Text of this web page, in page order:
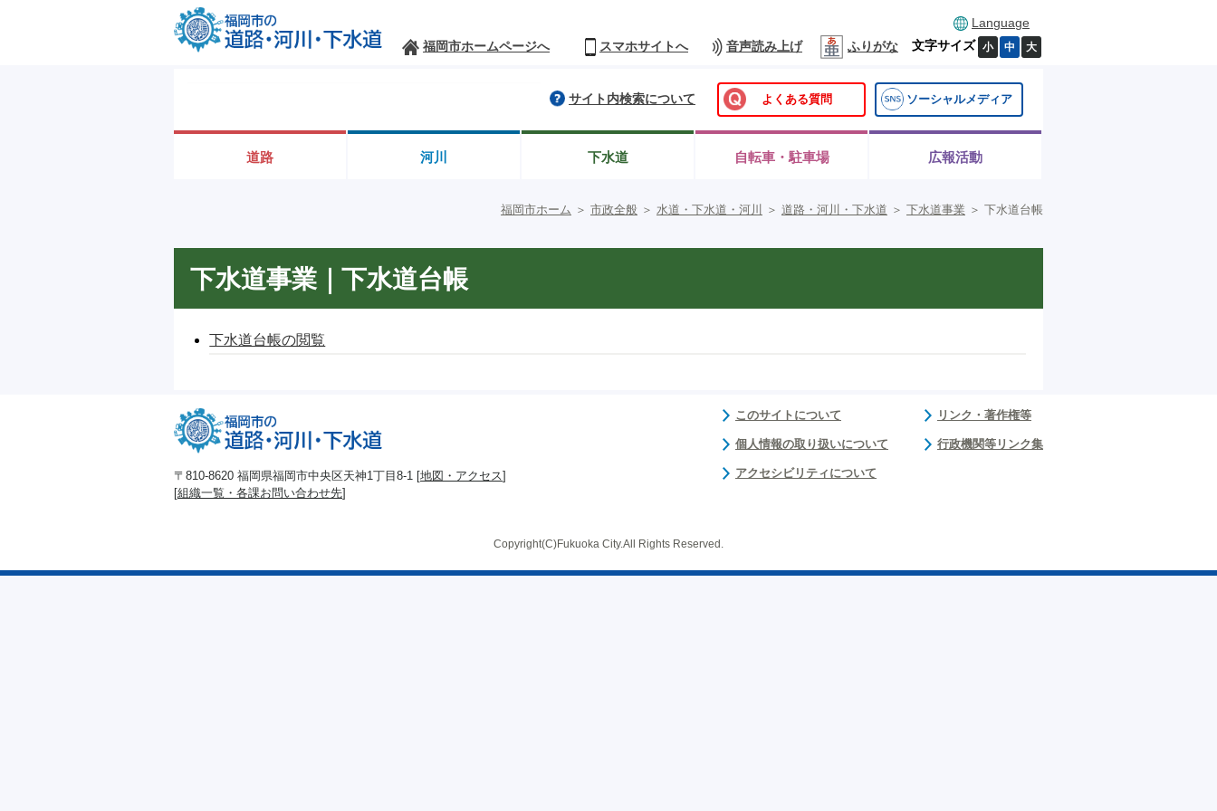
Language
福岡市ホームページへ
スマホサイトへ 音声読み上げ ふりがな 文字サイズ 小 中 大
よくある質問 ソーシャルメディア
サイト内検索について
道路 河川 下水道 自転車・駐車場 広報活動
福岡市ホーム ＞ 市政全般 ＞ 水道・下水道・河川 ＞ 道路・河川・下水道 ＞ 下水道事業 ＞ 下水道台帳
下水道事業｜下水道台帳
下水道台帳の閲覧
〒810-8620 福岡県福岡市中央区天神1丁目8-1 [地図・アクセス]
[組織一覧・各課お問い合わせ先]
このサイトについて
個人情報の取り扱いについて
アクセシビリティについて
リンク・著作権等
行政機関等リンク集
Copyright(C)Fukuoka City.All Rights Reserved.